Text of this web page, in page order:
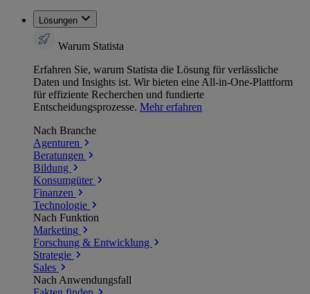
Lösungen
Warum Statista
Erfahren Sie, warum Statista die Lösung für verlässliche
Daten und Insights ist. Wir bieten eine All-in-One-Plattform
für effiziente Recherchen und fundierte
Entscheidungsprozesse. Mehr erfahren
Nach Branche
Agenturen
Beratungen
Bildung
Konsumgüter
Finanzen
Technologie
Nach Funktion
Marketing
Forschung & Entwicklung
Strategie
Sales
Nach Anwendungsfall